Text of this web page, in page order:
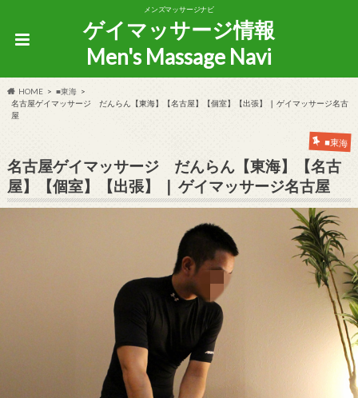
メンズマッサージナビ
ゲイマッサージ情報
Men's Massage Navi
HOME
■東海
名古屋ゲイマッサージ だんらん【東海】【名古屋】【個室】【出張】 ❘ ゲイマッサージ名古
屋
■東海
名古屋ゲイマッサージ だんらん【東海】【名古
屋】【個室】【出張】 ❘ ゲイマッサージ名古屋